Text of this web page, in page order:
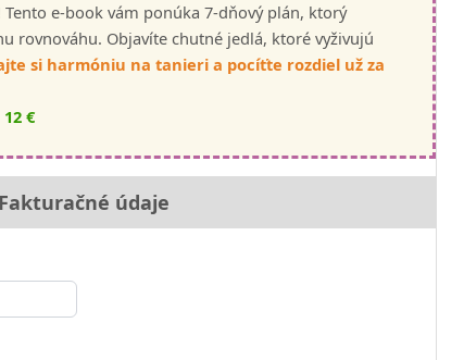
e-book vám ponúka 7-dňový plán, ktorý
rovnováhu. Objavíte chutné jedlá, ktoré vyživujú
si harmóniu na tanieri a pocíťte rozdiel už za
12 €
Fakturačné údaje